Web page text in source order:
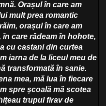
Orașul în care am
mult prea romantic
orașul în care am
care râdeam în hohote,
cu castani din curtea
iarna de la liceul meu de
transformată în sanie.
mea, mă lua în fiecare
spre școală mă scotea
trupul firav de